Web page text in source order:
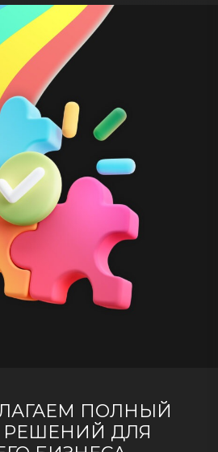
ПОЛНЫЙ
РЕШЕНИЙ ДЛЯ